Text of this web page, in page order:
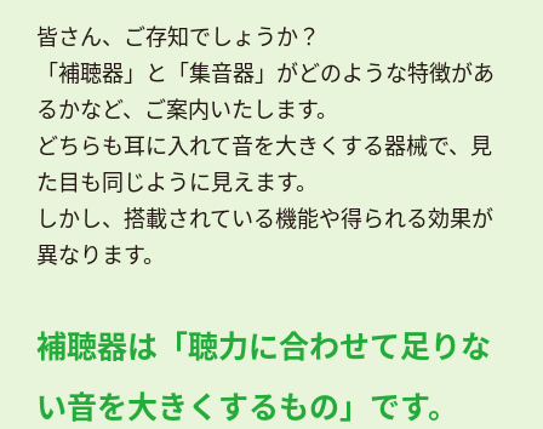
皆さん、ご存知でしょうか？
「補聴器」と「集音器」がどのような特徴があ
るかなど、ご案内いたします。
どちらも耳に入れて音を大きくする器械で、見
た目も同じように見えます。
しかし、搭載されている機能や得られる効果が
異なります。
補聴器は「聴力に合わせて足りな
い音を大きくするもの」です。